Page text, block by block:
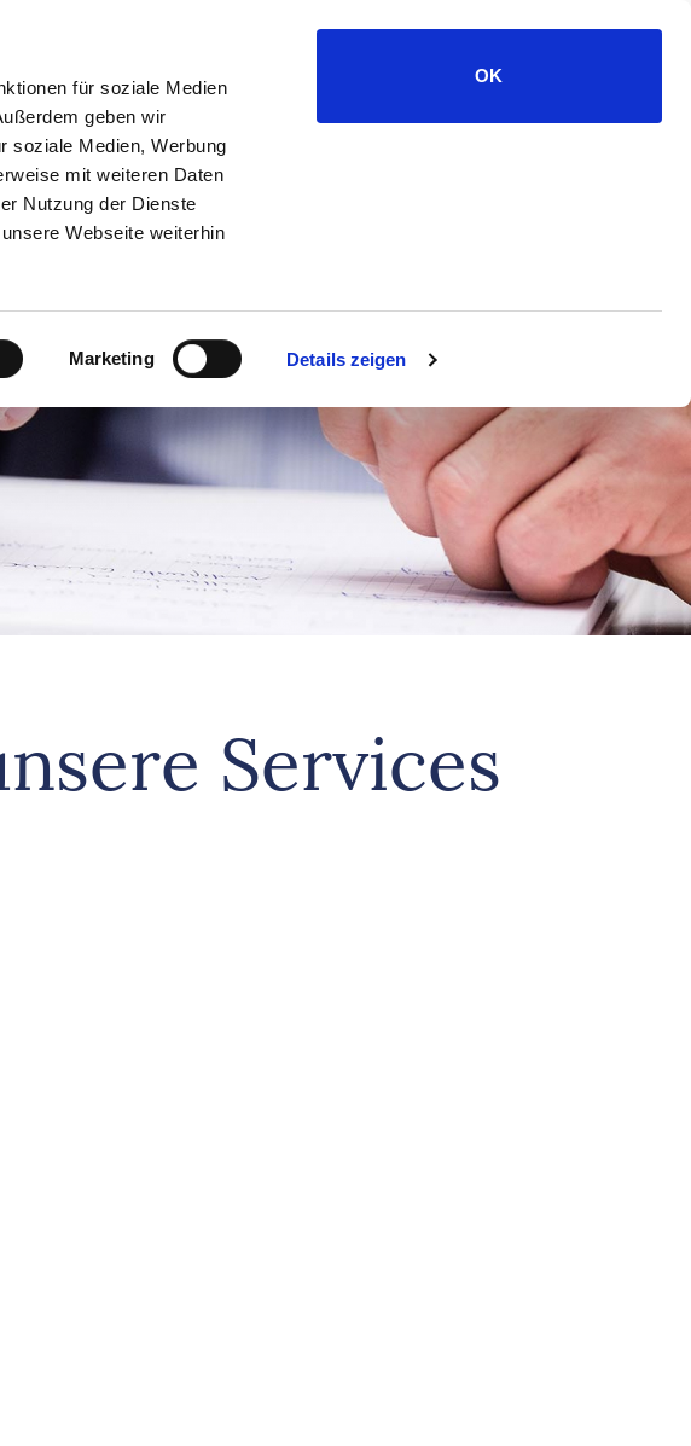
für soziale Medien
geben wir
soziale Medien, Werbung
mit weiteren Daten
Nutzung der Dienste
Webseite weiterhin
Marketing Details zeigen
OK
Services